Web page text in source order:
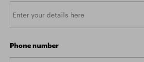
Phone number